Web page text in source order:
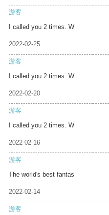
游客
I called you 2 times. W
2022-02-25
游客
I called you 2 times. W
2022-02-20
游客
I called you 2 times. W
2022-02-16
游客
The world's best fantas
2022-02-14
游客